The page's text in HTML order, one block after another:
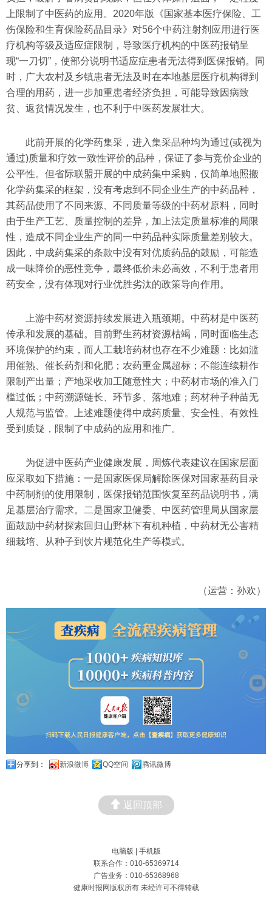
上限制了中医药的应用。2020年版《国家基本医疗保险、工
伤保险和生育保险药品目录》对56个中药注射剂应用进行医
疗机构等级及适应症限制，导致医疗机构的中医药报销呈
现“一刀切”，使部分说明书适应症患者无法得到医保报销。同
时，广大农村及乡镇患者无法及时在本地基层医疗机构得到
合理的用药，进一步加重患者经济负担，可能导致因病致
贫、返贫情况发生，也不利于中医药发展壮大。
此前开展的化学药集采，进入集采品种均为通过(或视为
通过)质量和疗效一致性评价的品种，保证了参与竞价企业的
公平性。但省际联盟开展的中成药集中采购，仅简单地照搬
化学药集采的框架，没有考虑到不同企业生产的中药品种，
其药品使用了不同来源、不同质量等级的中药材原料，同时
由于生产工艺、质量控制的差异，加上法定质量标准的局限
性，造成不同企业生产的同一中药品种实际质量差别较大。
因此，中成药集采的条款中没有对优质药品的鼓励，可能造
成一味降价的恶性竞争，最终低价未必高效，不利于患者用
药安全，没有体现对行业优胜劣汰的政策导向作用。
上游中药材资源持续发展进入瓶颈期。中药材是中医药
传承和发展的基础。目前野生药材资源枯竭，同时面临生态
环境保护的约束，而人工栽培药材也存在不少难题：比如滥
用催熟、催长药剂和化肥；农药重金属超标；不能连续耕作
限制产出量；产地采收加工随意性大；中药材市场的准入门
槛过低；中药溯源链长、环节多、落地难；药材种子种苗无
人规范与监管。上述难题使得中成药质量、安全性、有效性
受到质疑，限制了中成药的应用和推广。
为促进中医药产业健康发展，周炼代表建议在国家层面
应采取如下措施：一是国家医保局解除医保对国家基药目录
中药制剂的使用限制，医保报销范围恢复至药品说明书，满
足基层治疗需求。二是国家卫健委、中医药管理局从国家层
面鼓励中药材探索回归山野林下有机种植，中药材无公害精
细栽培、从种子到饮片规范化生产等模式。
（运营：孙欢）
分享到： 新浪微博 QQ空间 腾讯微博
返回顶部
电脑版
手机版
联系合作：010-65369714
广告业务：010-65368968
健康时报网版权所有 未经许可不得转载